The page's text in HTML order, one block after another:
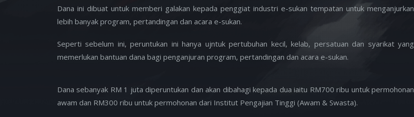
Dana ini dibuat untuk memberi galakan kepada penggiat industri e-sukan tempatan untuk menganjurkan
lebih banyak program, pertandingan dan acara e-sukan.
Seperti sebelum ini, peruntukan ini hanya ujntuk pertubuhan kecil, kelab, persatuan dan syarikat yang
memerlukan bantuan dana bagi penganjuran program, pertandingan dan acara e-sukan.
Dana sebanyak RM 1 juta diperuntukan dan akan dibahagi kepada dua iaitu RM700 ribu untuk permohonan
awam dan RM300 ribu untuk permohonan dari Institut Pengajian Tinggi (Awam & Swasta).